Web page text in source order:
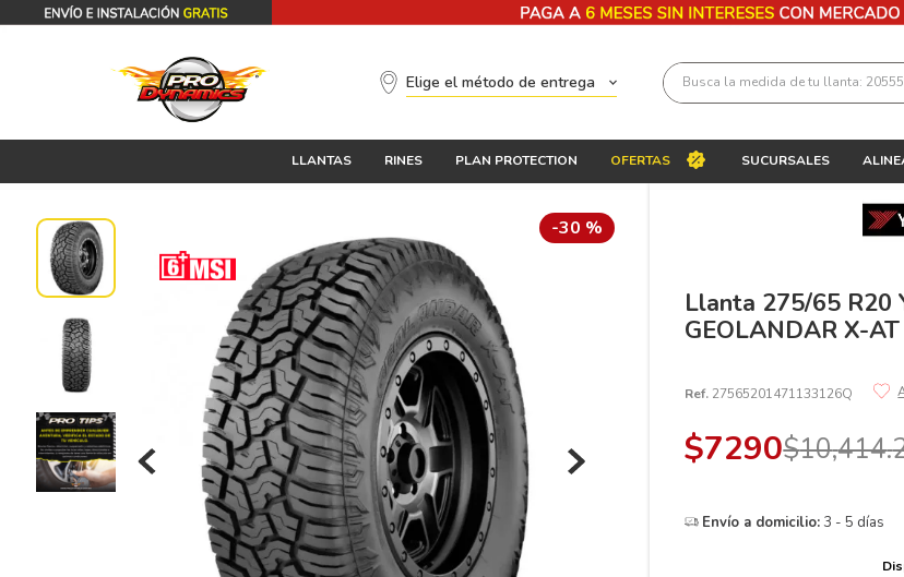
Elige el método de entrega Busca la medida de tu llanta:
LLANTAS RINES PLAN PROTECTION OFERTAS SUCURSALES
-30 %
Llanta 275/65 R20
GEOLANDAR X-
Ref. 27565201471133126Q
$7290$10,414.
Envío a domicilio:3 - 5 días
Términos más buscados
195 65 15